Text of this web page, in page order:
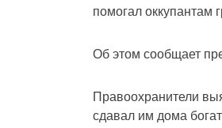
помогал оккупантам
Об этом сообщает
Правоохранители
сдавал им дома